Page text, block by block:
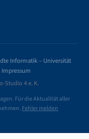
Informatik – Universität
Impressum
Studio 4 e. K.
Für die Aktualität aller
Fehler melden